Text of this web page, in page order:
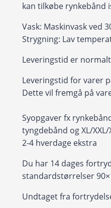
kan tilkøbe rynkebånd
Vask: Maskinvask ved
Strygning: Lav
Leveringstid er
Leveringstid for varer
Dette vil fremgå på
Syopgaver fx
tyngdebånd og XL/XXL/
2-4 hverdage ekstra
Du har 14 dages
standardstørrelser
Undtaget fra